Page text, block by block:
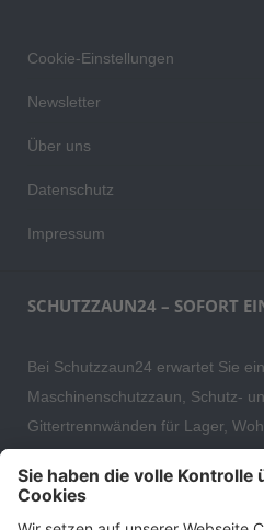
Cookie-Einstellungen
Newsletter
Über uns
Datenschutz
Impressum
SCHUTZZAUN24 – SOFORT
Bei Schutzzaun24 erwartet Sie
Maschinenschutzzaun, Schutz-
Gittertrennwänden für Lager,
hochwertige Gartenzäune und